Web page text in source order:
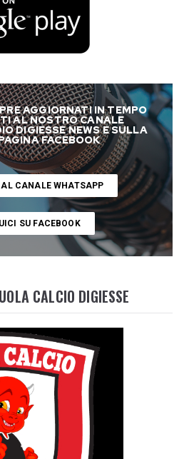
AGGIORNATI IN TEMPO
AL NOSTRO CANALE
DIGIESSE NEWS E SULLA
FACEBOOK
AL CANALE WHATSAPP
SU FACEBOOK
CALCIO DIGIESSE